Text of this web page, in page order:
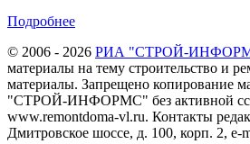
Подробнее
© 2006 - 2026 РИА "СТРОЙ-
материалы на тему строительство и
материалы. Запрещено копирование
"СТРОЙ-ИНФОРМС" без активной
www.remontdoma-vl.ru. Контакты
Дмитровское шоссе, д. 100, корп. 2, e-